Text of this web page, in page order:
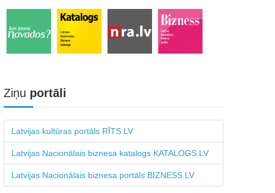
Ziņu portāli
Latvijas kultūras portāls RĪTS.LV
Latvijas Nacionālais biznesa katalogs KATALOGS.LV
Latvijas Nacionālais biznesa portāls BIZNESS.LV